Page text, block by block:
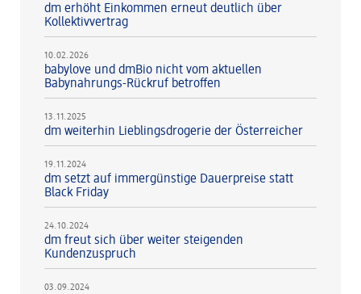
dm erhöht Einkommen erneut deutlich über
Kollektivvertrag
10.02.2026
babylove und dmBio nicht vom aktuellen
Babynahrungs-Rückruf betroffen
13.11.2025
dm weiterhin Lieblingsdrogerie der Österreicher
19.11.2024
dm setzt auf immergünstige Dauerpreise statt
Black Friday
24.10.2024
dm freut sich über weiter steigenden
Kundenzuspruch
03.09.2024